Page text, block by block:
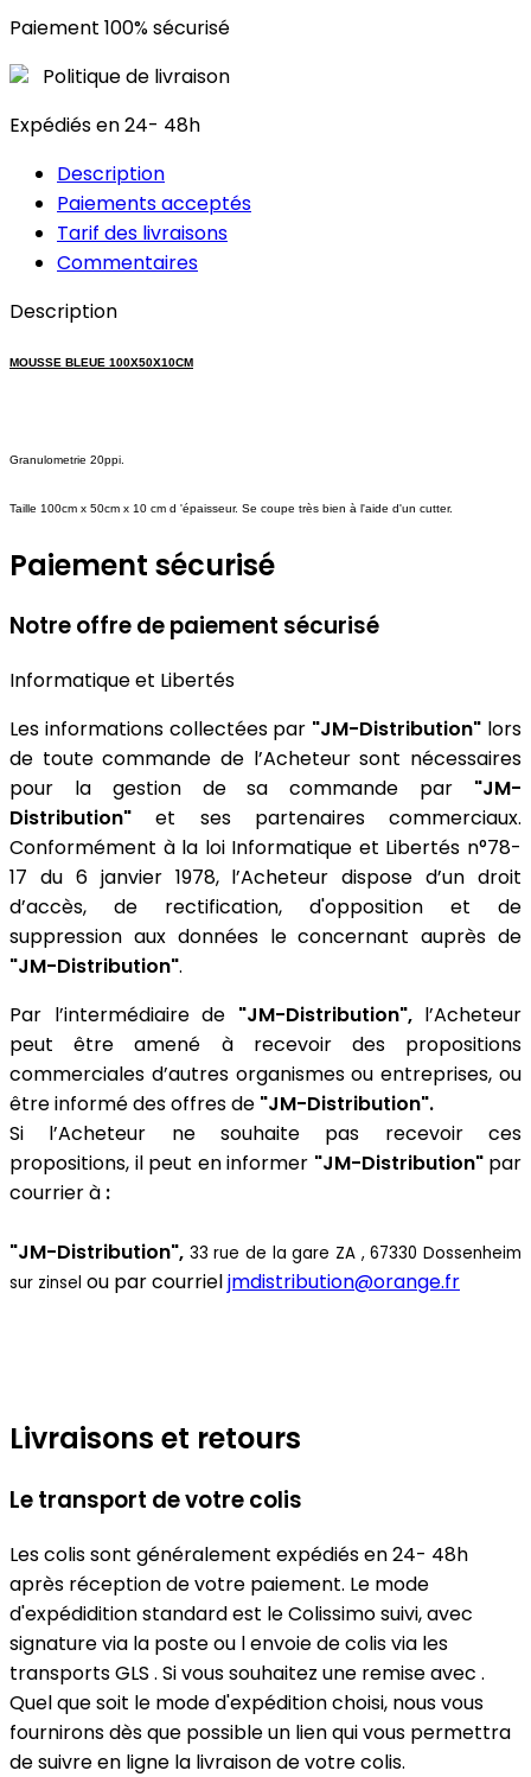
Paiement 100% sécurisé
Politique de livraison
Expédiés en 24- 48h
Description
Paiements acceptés
Tarif des livraisons
Commentaires
Description
MOUSSE BLEUE 100X50X10CM
Granulometrie 20ppi.
Taille 100cm x 50cm x 10 cm d 'épaisseur. Se coupe très bien à l'aide d'un cutter.
Paiement sécurisé
Notre offre de paiement sécurisé
Informatique et Libertés
Les informations collectées par "JM-Distribution" lors
de toute commande de l’Acheteur sont nécessaires
pour la gestion de sa commande par "JM-
Distribution" et ses partenaires commerciaux.
Conformément à la loi Informatique et Libertés n°78-
17 du 6 janvier 1978, l’Acheteur dispose d’un droit
d’accès, de rectification, d'opposition et de
suppression aux données le concernant auprès de
"JM-Distribution".
Par l’intermédiaire de "JM-Distribution", l’Acheteur
peut être amené à recevoir des propositions
commerciales d’autres organismes ou entreprises, ou
être informé des offres de "JM-Distribution".
Si l’Acheteur ne souhaite pas recevoir ces
propositions, il peut en informer "JM-Distribution"par
courrier à :
"JM-Distribution", 33 rue de la gare ZA , 67330 Dossenheim
sur zinsel ou par courrieljmdistribution@orange.fr
Livraisons et retours
Le transport de votre colis
Les colis sont généralement expédiés en 24- 48h
après réception de votre paiement. Le mode
d'expédidition standard est le Colissimo suivi, avec
signature via la poste ou l envoie de colis via les
transports GLS . Si vous souhaitez une remise avec .
Quel que soit le mode d'expédition choisi, nous vous
fournirons dès que possible un lien qui vous permettra
de suivre en ligne la livraison de votre colis.